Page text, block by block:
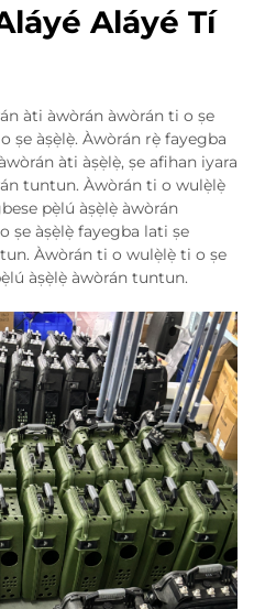
Aláyé Tí
àti àwòrán àwòrán ti o ṣe
ṣe àṣẹ̀lẹ̀. Àwòrán rẹ̀ fayegba
àti àṣẹ̀lẹ̀, ṣe afihan iyara
tuntun. Àwòrán ti o wulẹ̀lẹ̀
pẹ̀lú àṣẹ̀lẹ̀ àwòrán
ṣe àṣẹ̀lẹ̀ fayegba lati ṣe
Àwòrán ti o wulẹ̀lẹ̀ ti o ṣe
àṣẹ̀lẹ̀ àwòrán tuntun.